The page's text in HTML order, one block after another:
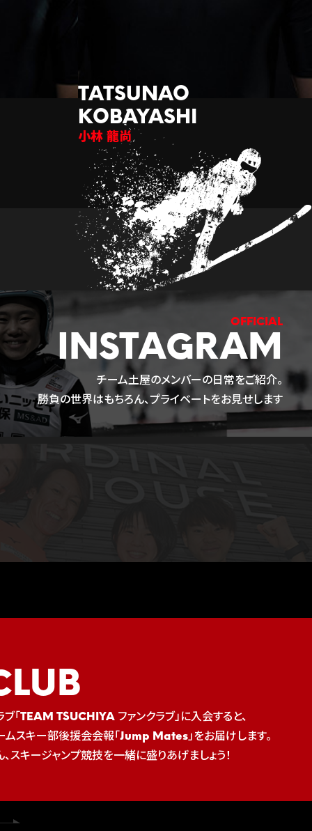
小林 龍尚
INSTAGRAM
チーム土屋のメンバーの日常をご紹介。
勝負の世界はもちろん、プライベートをお見せします
ブ「TEAM TSUCHIYA ファンクラブ」に入会すると、
スキー部後援会会報「Jump Mates」をお届けします。
スキージャンプ競技を一緒に盛りあげましょう！